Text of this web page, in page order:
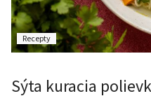
Recepty
Sýta kuracia